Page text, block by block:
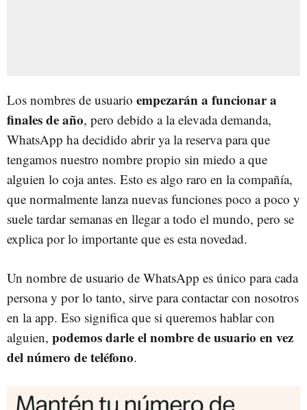
Los nombres de usuario empezarán a funcionar a
finales de año, pero debido a la elevada demanda,
WhatsApp ha decidido abrir ya la reserva para que
tengamos nuestro nombre propio sin miedo a que
alguien lo coja antes. Esto es algo raro en la compañía,
que normalmente lanza nuevas funciones poco a poco y
suele tardar semanas en llegar a todo el mundo, pero se
explica por lo importante que es esta novedad.
Un nombre de usuario de WhatsApp es único para cada
persona y por lo tanto, sirve para contactar con nosotros
en la app. Eso significa que si queremos hablar con
alguien, podemos darle el nombre de usuario en vez
del número de teléfono.